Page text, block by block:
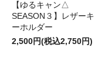
【ゆるキャン△
SEASON３】レザーキ
ーホルダー
2,500円(税込2,750円)